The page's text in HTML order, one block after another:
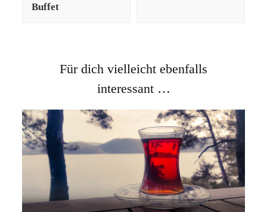
Buffet
Für dich vielleicht ebenfalls
interessant …